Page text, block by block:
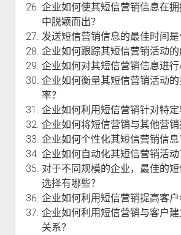
企业如何使其短信营销信息在
中脱颖而出？
发送短信营销信息的最佳时间是
企业如何跟踪其短信营销活动的
企业如何对其短信营销信息进行
企业如何衡量其短信营销活动
率？
企业如何利用短信营销针对特定
企业如何将短信营销与其他营销
企业如何个性化其短信营销信息
企业如何自动化其短信营销活动
对于不同规模的企业，最佳的
选择有哪些？
企业如何利用短信营销提高客户
企业如何利用短信营销与客户
关系？